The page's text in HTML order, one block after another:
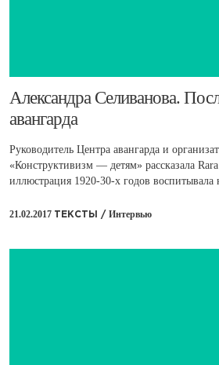
​Александра Селиванова.
авангарда
Руководитель Центра авангарда и
«Конструктивизм — детям» рассказала
иллюстрация 1920-30-х годов воспитывала
21.02.2017 ТЕКСТЫ / Интервью